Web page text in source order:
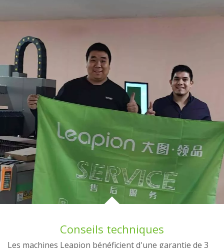
Conseils techniques
Les machines Leapion bénéficient d'une garantie de 3